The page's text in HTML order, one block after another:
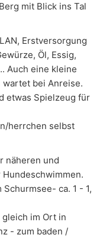
mit Blick ins Tal
Erstversorgung
Öl, Essig,
Auch eine kleine
wartet bei Anreise.
etwas Spielzeug für
herrchen selbst
näheren und
ca. 1 - 1,
im Ort in
- zum baden /